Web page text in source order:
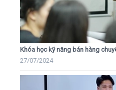
Khóa học kỹ năng bán hàng
27/07/2024